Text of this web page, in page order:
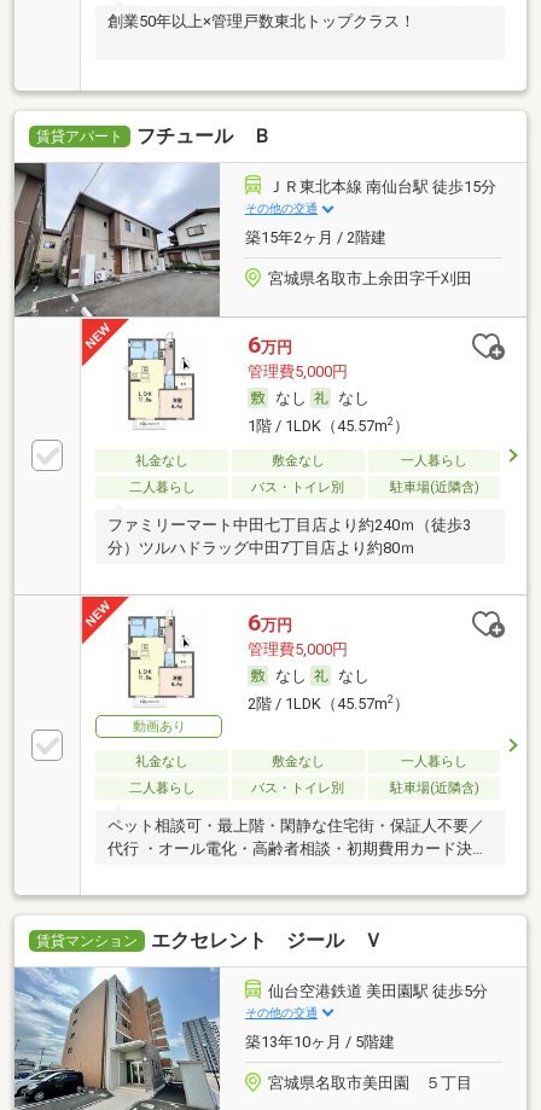
創業50年以上×管理戸数東北トップクラス！
賃貸アパート フチュール Ｂ
ＪＲ東北本線 南仙台駅 徒歩15分
その他の交通
築15年2ヶ月 / 2階建
宮城県名取市上余田字千刈田
6万円
管理費5,000円
なし
なし
1階 / 1LDK（45.57m2）
礼金なし 敷金なし
一人暮らし
二人暮らし
バス・トイレ別 駐車場(近隣含)
ファミリーマート中田七丁目店より約240ｍ（徒歩3
分）ツルハドラッグ中田7丁目店より約80ｍ
動画あり
6万円
管理費5,000円
なし
なし
2階 / 1LDK（45.57m2）
礼金なし 敷金なし
一人暮らし
二人暮らし
バス・トイレ別 駐車場(近隣含)
ペット相談可・最上階・閑静な住宅街・保証人不要／
代行 ・オール電化・高齢者相談・初期費用カード決済
賃貸マンション エクセレント ジール Ｖ
仙台空港鉄道 美田園駅 徒歩5分
その他の交通
築13年10ヶ月 / 5階建
宮城県名取市美田園 ５丁目